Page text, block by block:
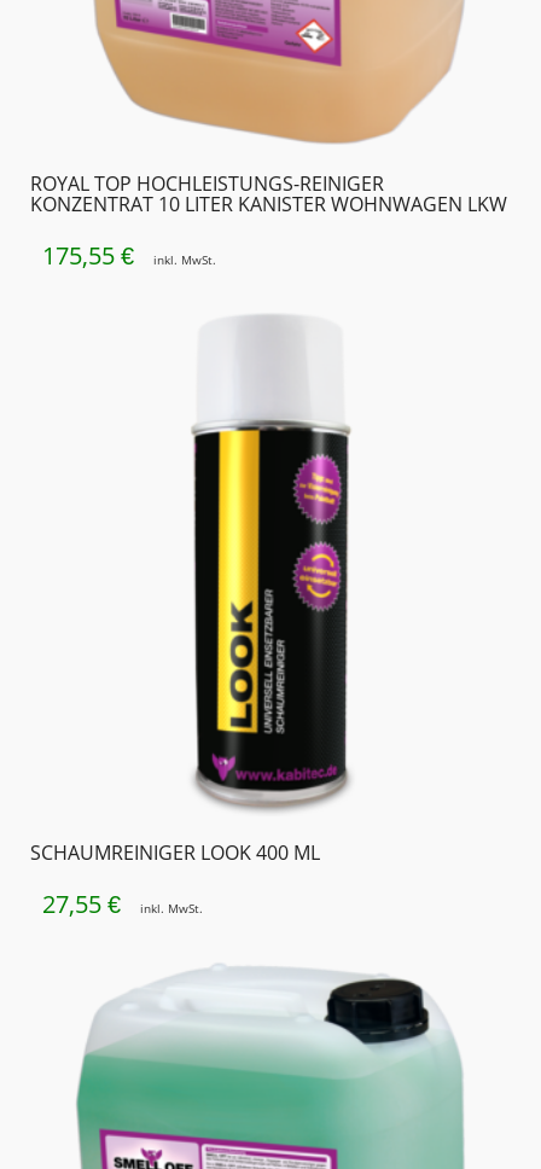
ROYAL TOP HOCHLEISTUNGS-REINIGER
KONZENTRAT 10 LITER KANISTER WOHNWAGEN LKW
175,55 € inkl. MwSt.
SCHAUMREINIGER LOOK 400 ML
27,55 € inkl. MwSt.